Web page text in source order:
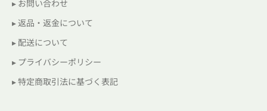
▸ お問い合わせ
▸ 返品・返金について
▸ 配送について
▸ プライバシーポリシー
▸ 特定商取引法に基づく表記